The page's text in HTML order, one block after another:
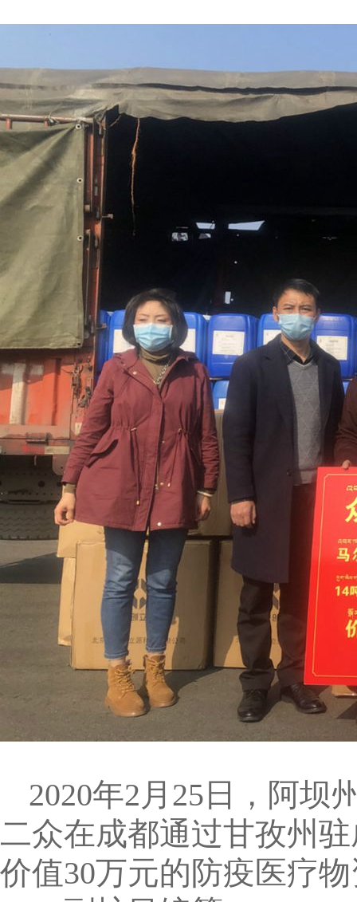
2020年2月25日，阿坝
二众在成都通过甘孜州
价值30万元的防疫医疗